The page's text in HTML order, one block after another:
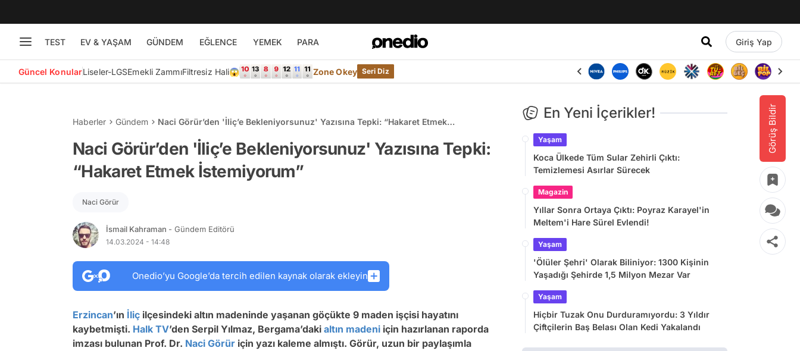
TEST EV & YAŞAM GÜNDEM EĞLENCE YEMEK PARA Giriş Yap
Güncel KonularLiseler-LGSEmekli ZammıFiltresiz Hali😱 Zone Okey Seri Diz
Görüş Bildir
Haberler Gündem
Naci Görür’den 'İliç’e Bekleniyorsunuz' Yazısına Tepki: “Hakaret Etmek
Naci Görür’den 'İliç’e Bekleniyorsunuz' Yazısına Tepki:
“Hakaret Etmek İstemiyorum”
Naci Görür
İsmail Kahraman - Gündem Editörü
14.03.2024 - 14:48
Onedio’yu Google’da tercih edilen kaynak olarak ekleyin
Erzincan’ın İliç ilçesindeki altın madeninde yaşanan göçükte 9 maden işçisi hayatını
kaybetmişti. Halk TV’den Serpil Yılmaz, Bergama’daki altın madeni için hazırlanan raporda
imzası bulunan Prof. Dr. Naci Görür için yazı kaleme almıştı. Görür, uzun bir paylaşımla
En Yeni İçerikler!
Yaşam
Koca Ülkede Tüm Sular Zehirli Çıktı:
Temizlemesi Asırlar Sürecek
Magazin
Yıllar Sonra Ortaya Çıktı: Poyraz Karayel'in
Meltem'i Hare Sürel Evlendi!
Yaşam
'Ölüler Şehri' Olarak Biliniyor: 1300 Kişinin
Yaşadığı Şehirde 1,5 Milyon Mezar Var
Yaşam
Hiçbir Tuzak Onu Durduramıyordu: 3 Yıldır
Çiftçilerin Baş Belası Olan Kedi Yakalandı